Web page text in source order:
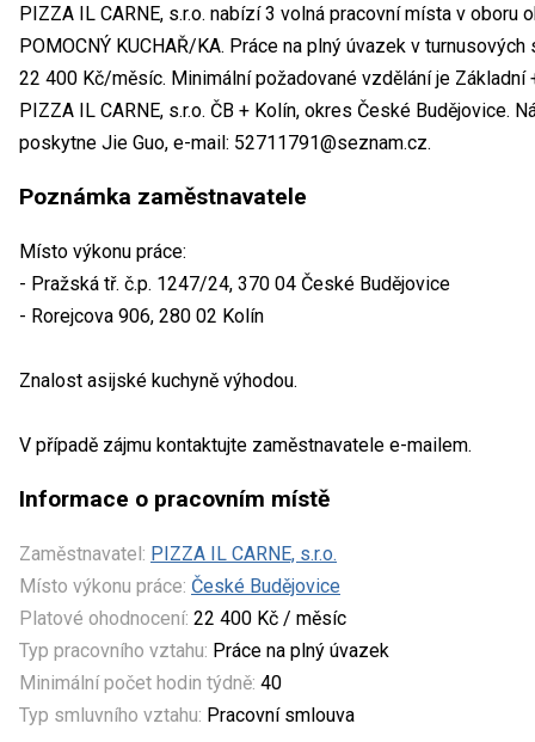
PIZZA IL CARNE, s.r.o. nabízí 3 volná pracovní místa v oboru
POMOCNÝ KUCHAŘ/KA. Práce na plný úvazek v
22 400 Kč/měsíc. Minimální požadované vzdělání je
PIZZA IL CARNE, s.r.o. ČB + Kolín, okres České Budějovice.
poskytne Jie Guo, e-mail: 52711791@seznam.cz.
Poznámka zaměstnavatele
Místo výkonu práce:
- Pražská tř. č.p. 1247/24, 370 04 České Budějovice
- Rorejcova 906, 280 02 Kolín
Znalost asijské kuchyně výhodou.
V případě zájmu kontaktujte zaměstnavatele e-mailem.
Informace o pracovním místě
Zaměstnavatel: PIZZA IL CARNE, s.r.o.
Místo výkonu práce: České Budějovice
Platové ohodnocení: 22 400 Kč / měsíc
Typ pracovního vztahu: Práce na plný úvazek
Minimální počet hodin týdně: 40
Typ smluvního vztahu: Pracovní smlouva